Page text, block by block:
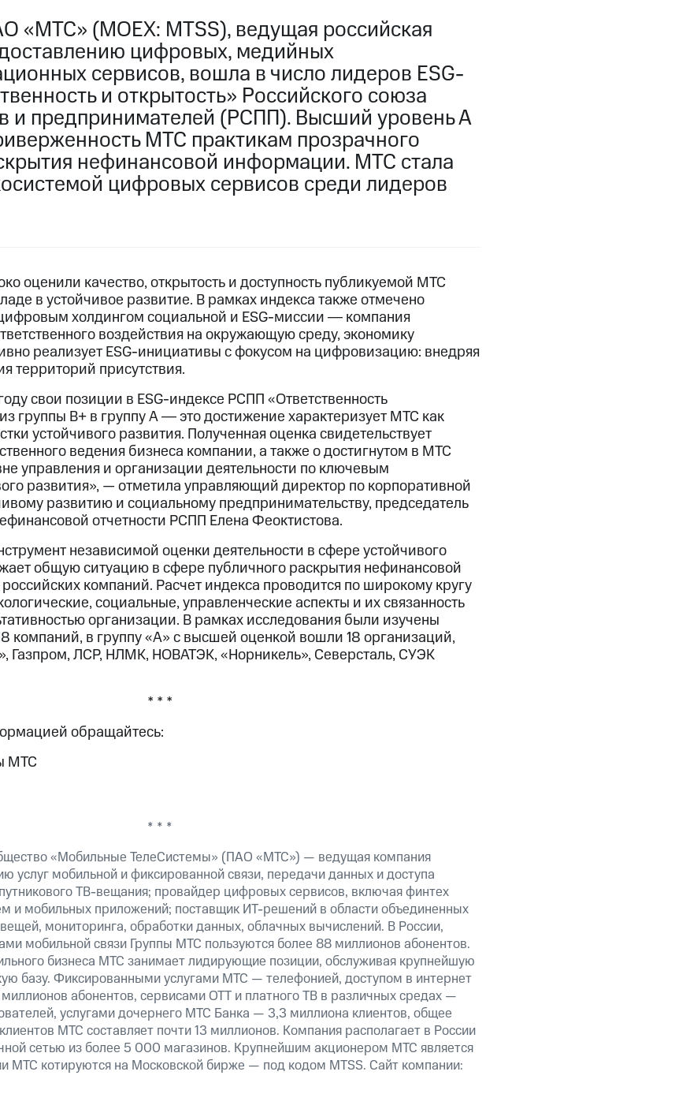
(MOEX: MTSS), ведущая российская
цифровых, медийных
сервисов, вошла в число лидеров ESG-
и открытость» Российского союза
и предпринимателей (РСПП). Высший уровень А
МТС практикам прозрачного
нефинансовой информации. МТС стала
цифровых сервисов среди лидеров
оценили качество, открытость и доступность публикуемой МТС
в устойчивое развитие. В рамках индекса также отмечено
холдингом социальной и ESG-миссии ― компания
воздействия на окружающую среду, экономику
реализует ESG-инициативы с фокусом на цифровизацию: внедряя
территорий присутствия.
свои позиции в ESG-индексе РСПП «Ответственность
группы В+ в группу А ― это достижение характеризует МТС как
устойчивого развития. Полученная оценка свидетельствует
ведения бизнеса компании, а также о достигнутом в МТС
управления и организации деятельности по ключевым
развития», — отметила управляющий директор по корпоративной
развитию и социальному предпринимательству, председатель
отчетности РСПП Елена Феоктистова.
независимой оценки деятельности в сфере устойчивого
общую ситуацию в сфере публичного раскрытия нефинансовой
компаний. Расчет индекса проводится по широкому кругу
социальные, управленческие аспекты и их связанность
организации. В рамках исследования были изучены
компаний, в группу «А» с высшей оценкой вошли 18 организаций,
Газпром, ЛСР, НЛМК, НОВАТЭК, «Норникель», Северсталь, СУЭК
* * *
обращайтесь:
МТС
* * *
«Мобильные ТелеСистемы» (ПАО «МТС») — ведущая компания
услуг мобильной и фиксированной связи, передачи данных и доступа
ТВ-вещания; провайдер цифровых сервисов, включая финтех
и мобильных приложений; поставщик ИТ-решений в области объединенных
мониторинга, обработки данных, облачных вычислений. В России,
мобильной связи Группы МТС пользуются более 88 миллионов абонентов.
бизнеса МТС занимает лидирующие позиции, обслуживая крупнейшую
базу. Фиксированными услугами МТС — телефонией, доступом в интернет
абонентов, сервисами OTT и платного ТВ в различных средах —
услугами дочернего МТС Банка — 3,3 миллиона клиентов, общее
МТС составляет почти 13 миллионов. Компания располагает в России
сетью из более 5 000 магазинов. Крупнейшим акционером МТС является
котируются на Московской бирже — под кодом MTSS. Сайт компании: